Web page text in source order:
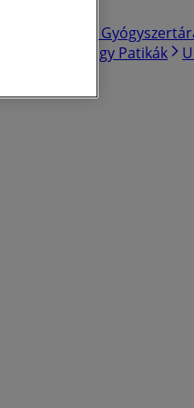
BENU
Gyöngy Patikák